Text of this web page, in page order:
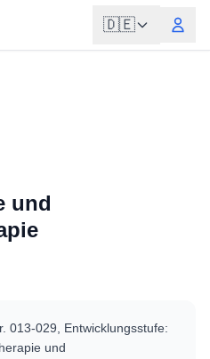
🇩🇪
und
013-029, Entwicklungsstufe:
und